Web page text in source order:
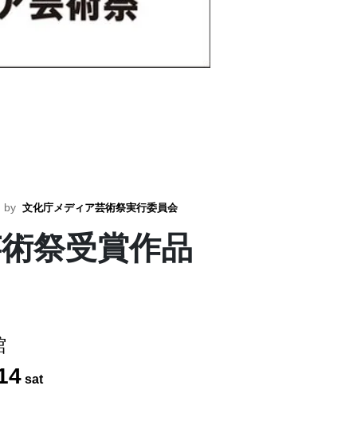
by 文化庁メディア芸術祭実行委員会
祭受賞作品
sat